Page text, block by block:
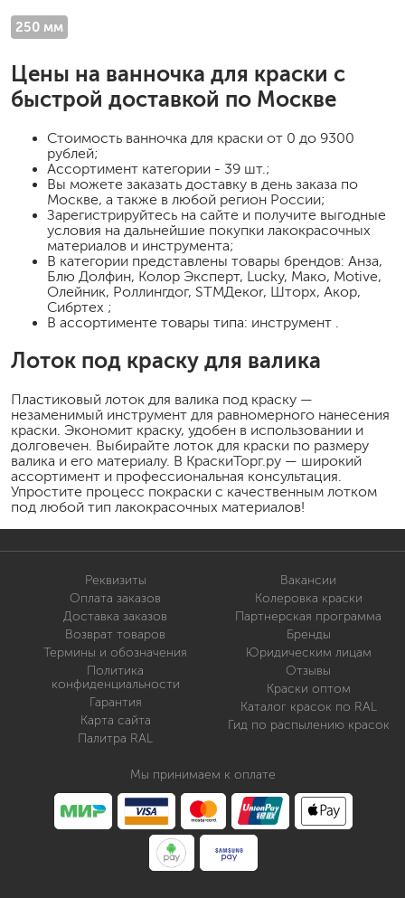
250 мм
Цены на ванночка для краски с
быстрой доставкой по Москве
Стоимость ванночка для краски от 0 до 9300
рублей;
Ассортимент категории - 39 шт.;
Вы можете заказать доставку в день заказа по
Москве, а также в любой регион России;
Зарегистрируйтесь на сайте и получите выгодные
условия на дальнейшие покупки лакокрасочных
материалов и инструмента;
В категории представлены товары брендов: Анза,
Блю Долфин, Колор Эксперт, Lucky, Мако, Motive,
Олейник, Роллингдог, STMДекor, Шторх, Акор,
Сибртех ;
В ассортименте товары типа: инструмент .
Лоток под краску для валика
Пластиковый лоток для валика под краску —
незаменимый инструмент для равномерного нанесения
краски. Экономит краску, удобен в использовании и
долговечен. Выбирайте лоток для краски по размеру
валика и его материалу. В КраскиТорг.ру — широкий
ассортимент и профессиональная консультация.
Упростите процесс покраски с качественным лотком
под любой тип лакокрасочных материалов!
Реквизиты
Оплата заказов
Доставка заказов
Возврат товаров
Термины и обозначения
Политика
конфиденциальности
Гарантия
Карта сайта
Палитра RAL
Вакансии
Колеровка краски
Партнерская программа
Бренды
Юридическим лицам
Отзывы
Краски оптом
Каталог красок по RAL
Гид по распылению красок
Мы принимаем к оплате